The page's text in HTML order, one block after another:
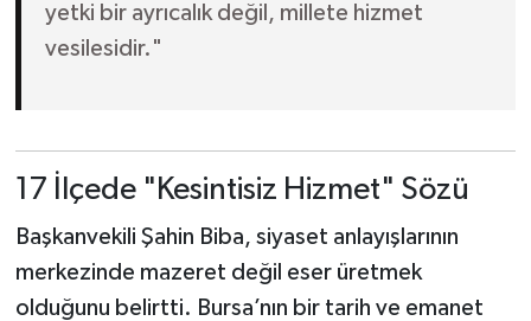
yetki bir ayrıcalık değil, millete hizmet
vesilesidir."
17 İlçede "Kesintisiz Hizmet" Sözü
Başkanvekili Şahin Biba, siyaset anlayışlarının
merkezinde mazeret değil eser üretmek
olduğunu belirtti. Bursa’nın bir tarih ve emanet